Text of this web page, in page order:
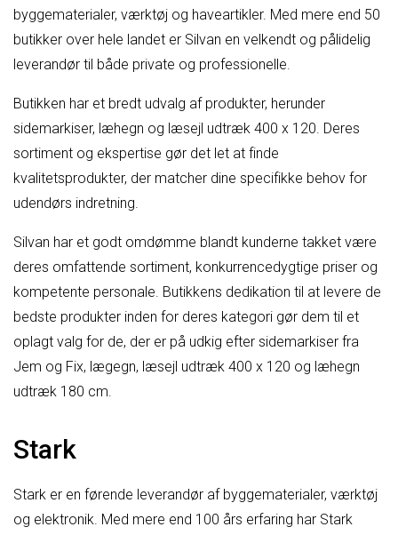
byggematerialer, værktøj og haveartikler. Med mere end 50
butikker over hele landet er Silvan en velkendt og pålidelig
leverandør til både private og professionelle.
Butikken har et bredt udvalg af produkter, herunder
sidemarkiser, læhegn og læsejl udtræk 400 x 120. Deres
sortiment og ekspertise gør det let at finde
kvalitetsprodukter, der matcher dine specifikke behov for
udendørs indretning.
Silvan har et godt omdømme blandt kunderne takket være
deres omfattende sortiment, konkurrencedygtige priser og
kompetente personale. Butikkens dedikation til at levere de
bedste produkter inden for deres kategori gør dem til et
oplagt valg for de, der er på udkig efter sidemarkiser fra
Jem og Fix, lægegn, læsejl udtræk 400 x 120 og læhegn
udtræk 180 cm.
Stark
Stark er en førende leverandør af byggematerialer, værktøj
og elektronik. Med mere end 100 års erfaring har Stark